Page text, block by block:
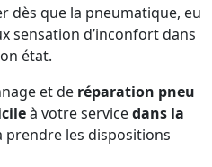
dès que la pneumatique, eu
sensation d’inconfort dans
état.
et de réparation pneu
à votre servicedans la
prendre les dispositions